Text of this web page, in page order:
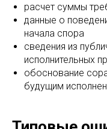
расчет суммы
данные о
начала спора
сведения из
исполнительных
обоснование
будущим